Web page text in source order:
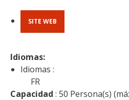
Decazeville – Aubin
Patrimonio mundial de la
UNESCO
SITE WEB
Idiomas:
Idiomas :
FR
Capacidad : 50 Persona(s)